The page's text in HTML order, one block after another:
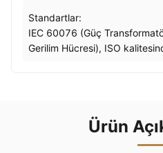
Standartlar:
IEC 60076 (Güç
Gerilim Hücresi), ISO
Ürün